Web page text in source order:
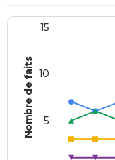
Nombre de faits 5
10
15